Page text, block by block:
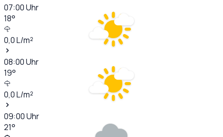
07:00Uhr
18°
0,0L/m²
08:00Uhr
19°
0,0L/m²
09:00Uhr
21°